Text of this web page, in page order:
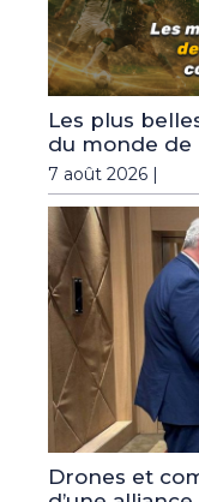
Les plus
du monde de
7 août 2026 |
Drones et